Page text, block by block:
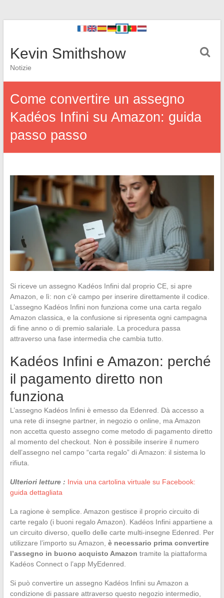
Kevin Smithshow
Notizie
Come convertire un assegno
Kadéos Infini su Amazon: guida
passo passo
Si riceve un assegno Kadéos Infini dal proprio CE, si apre
Amazon, e lì: non c’è campo per inserire direttamente il codice.
L’assegno Kadéos Infini non funziona come una carta regalo
Amazon classica, e la confusione si ripresenta ogni campagna
di fine anno o di premio salariale. La procedura passa
attraverso una fase intermedia che cambia tutto.
Kadéos Infini e Amazon: perché
il pagamento diretto non
funziona
L’assegno Kadéos Infini è emesso da Edenred. Dà accesso a
una rete di insegne partner, in negozio o online, ma Amazon
non accetta questo assegno come metodo di pagamento diretto
al momento del checkout. Non è possibile inserire il numero
dell’assegno nel campo “carta regalo” di Amazon: il sistema lo
rifiuta.
Ulteriori letture : Invia una cartolina virtuale su Facebook:
guida dettagliata
La ragione è semplice. Amazon gestisce il proprio circuito di
carte regalo (i buoni regalo Amazon). Kadéos Infini appartiene a
un circuito diverso, quello delle carte multi-insegne Edenred. Per
utilizzare l’importo su Amazon, è necessario prima convertire
l’assegno in buono acquisto Amazon tramite la piattaforma
Kadéos Connect o l’app MyEdenred.
Si può convertire un assegno Kadéos Infini su Amazon a
condizione di passare attraverso questo negozio intermedio,